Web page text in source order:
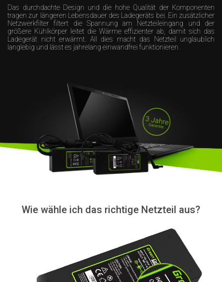
Das durchdachte Design und die hohe Qualität der Komponenten
tragen zur längeren Lebensdauer des Ladegeräts bei. Ein zusätzlicher
Netzwerkfilter filtert die Spannung am Netzteileingang und der
größere Kühlkörper leitet die Wärme effizienter ab, damit sich das
Ladegerät nicht erwärmt. All dies macht das Netzteil unglaublich
langlebig und lässt es jahrelang einwandfrei funktionieren.
Wie wähle ich das richtige Netzteil aus?